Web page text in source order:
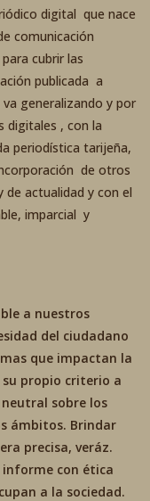
digital que nace
comunicación
cubrir las
publicada a
generalizando y por
digitales , con la
periodística tarijeña,
de otros
actualidad y con el
imparcial y
a nuestros
del ciudadano
que impactan la
propio criterio a
sobre los
ámbitos. Brindar
precisa, veráz.
con ética
a la sociedad.